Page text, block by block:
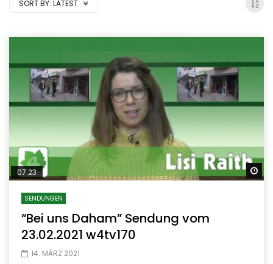
SORT BY: LATEST
07:23
SENDUNGEN
“Bei uns Daham” Sendung vom
23.02.2021 w4tv170
14. MÄRZ 2021